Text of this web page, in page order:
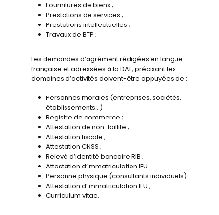
Fournitures de biens ;
Prestations de services ;
Prestations intellectuelles ;
Travaux de BTP ;
Les demandes d’agrément rédigées en langue
française et adressées à la DAF, précisant les
domaines d’activités doivent-être appuyées de :
Personnes morales (entreprises, sociétés,
établissements…)
Registre de commerce ;
Attestation de non-faillite ;
Attestation fiscale ;
Attestation CNSS ;
Relevé d’identité bancaire RIB ;
Attestation d’Immatriculation IFU.
Personne physique (consultants individuels)
Attestation d’Immatriculation IFU ;
Curriculum vitae.